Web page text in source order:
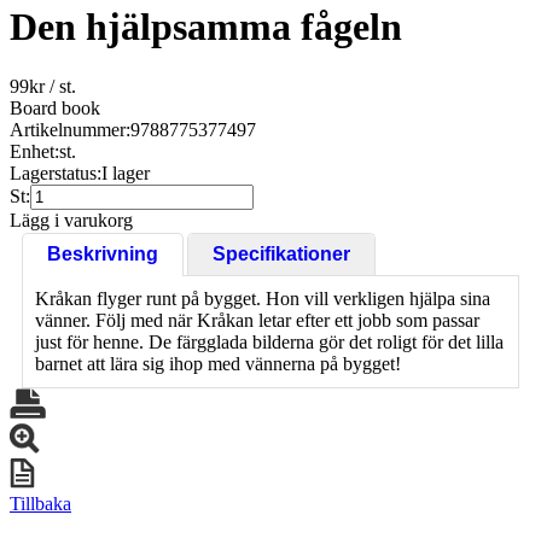
Den hjälpsamma fågeln
99kr/ st.
Board book
Artikelnummer:9788775377497
Enhet:st.
Lagerstatus:I lager
St:
Lägg i varukorg
Beskrivning
Specifikationer
Kråkan flyger runt på bygget. Hon vill verkligen hjälpa sina
vänner. Följ med när Kråkan letar efter ett jobb som passar
just för henne. De färgglada bilderna gör det roligt för det lilla
barnet att lära sig ihop med vännerna på bygget!
Tillbaka